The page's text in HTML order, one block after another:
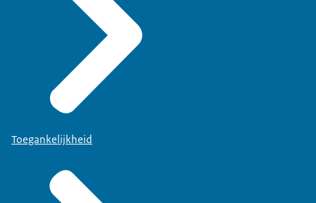
Toegankelijkheid